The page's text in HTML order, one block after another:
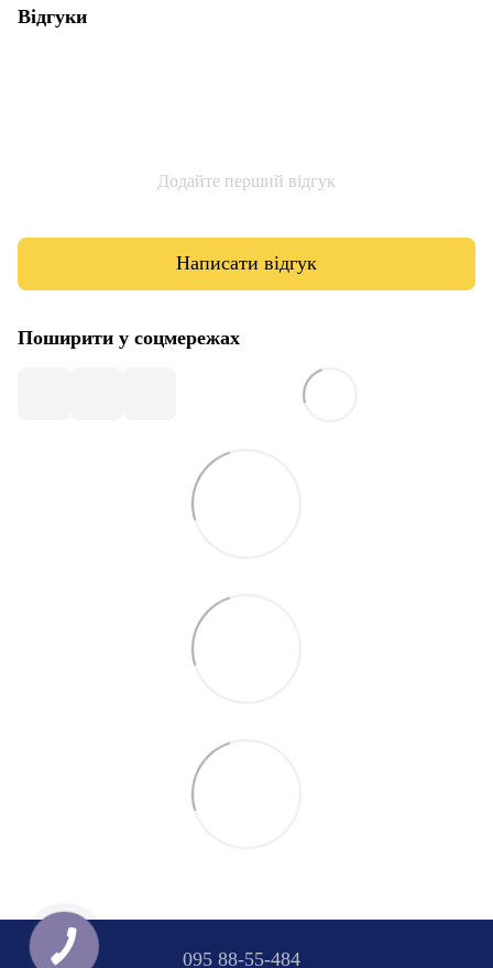
Відгуки
Додайте перший відгук
Написати відгук
Поширити у соцмережах
095 88-55-484